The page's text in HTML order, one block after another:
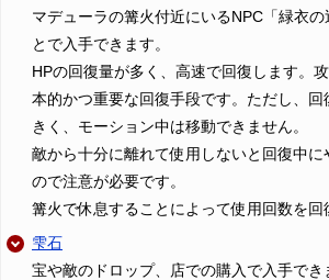
マデューラの篝火付近にいるNPC「緑衣の
とで入手できます。
HPの回復量が多く、高速で回復します。
本的かつ重要な回復手段です。ただし、
きく、モーション中は移動できません。
敵から十分に離れて使用しないと回復中
ので注意が必要です。
篝火で休息することによって使用回数を回
雫石
宝や敵のドロップ、店での購入で入手で